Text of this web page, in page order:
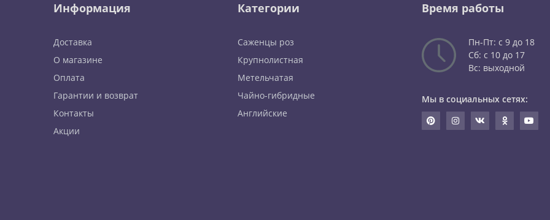
Информация
Доставка
О магазине
Оплата
Гарантии и возврат
Контакты
Акции
Категории
Саженцы роз
Крупнолистная
Метельчатая
Чайно-гибридные
Английские
Время работы
Пн-Пт: с 9 до 18
Сб: с 10 до 17
Вс: выходной
Мы в социальных сетях: